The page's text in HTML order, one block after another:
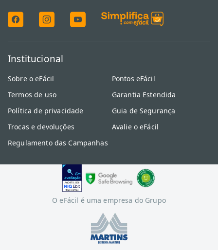
Institucional
Sobre o eFácil
Termos de uso
Política de privacidade
Trocas e devoluções
Regulamento das Campanhas
Pontos eFácil
Garantia Estendida
Guia de Segurança
Avalie o eFácil
O eFácil é uma empresa do Grupo